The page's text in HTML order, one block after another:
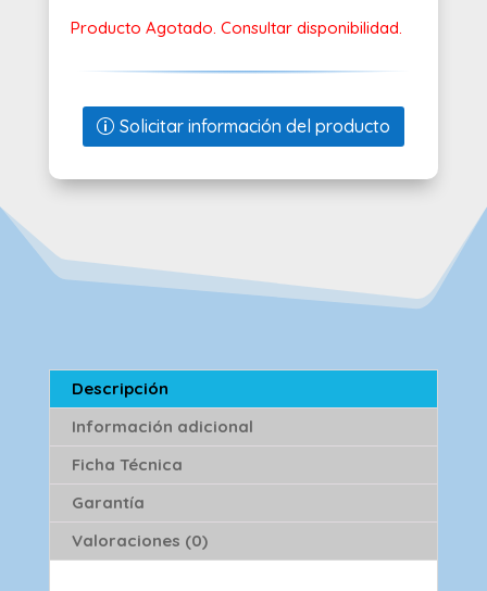
Producto Agotado. Consultar disponibilidad.
Solicitar información del producto
Descripción
Información adicional
Ficha Técnica
Garantía
Valoraciones (0)